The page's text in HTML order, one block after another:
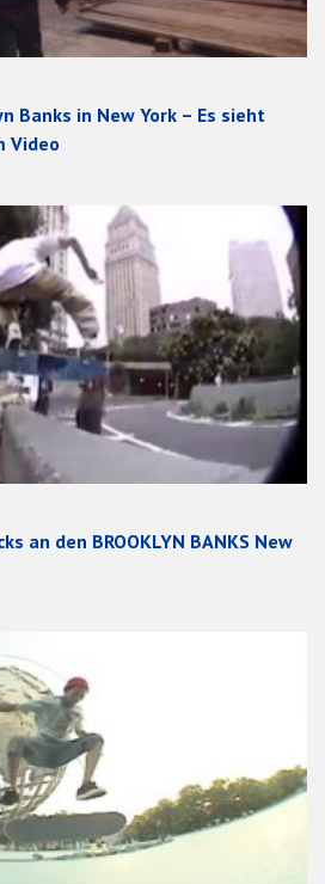
Banks in New York – Es sieht
Video
an den BROOKLYN BANKS New